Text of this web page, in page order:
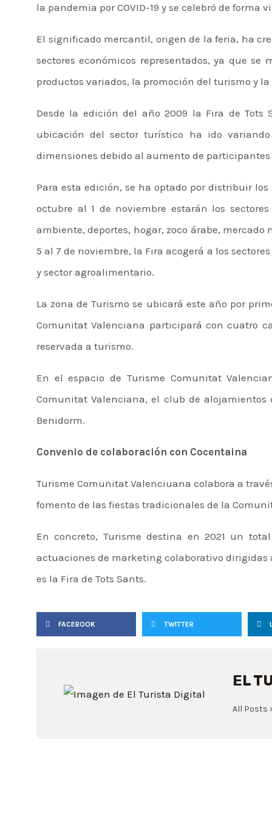
la pandemia por COVID-19 y se celebró de forma
El significado mercantil, origen de la feria, ha
sectores económicos representados, ya que
productos variados, la promoción del turismo y
Desde la edición del año 2009 la Fira de
ubicación del sector turístico ha ido
dimensiones debido al aumento de participantes
Para esta edición, se ha optado por distribuir
octubre al 1 de noviembre estarán los
ambiente, deportes, hogar, zoco árabe,
5 al 7 de noviembre, la Fira acogerá a los
y sector agroalimentario.
La zona de Turismo se ubicará este año por
Comunitat Valenciana participará con cuatro
reservada a turismo.
En el espacio de Turisme Comunitat
Comunitat Valenciana, el club de alojamientos
Benidorm.
Convenio de colaboración con Cocentaina
Turisme Comunitat Valenciuana colabora a
fomento de las fiestas tradicionales de la
En concreto, Turisme destina en 2021 un
actuaciones de marketing colaborativo dirigidas
es la Fira de Tots Sants.
FACEBOOK TWITTER
EL
All Posts